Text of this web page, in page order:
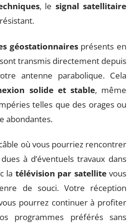
, lesignal satellitaire
géostationnairesprésents en
transmis directement depuis
antenne parabolique. Cela
solide et stable, même
telles que des orages ou
abondantes.
où vous pourriez rencontrer
à d’éventuels travaux dans
la télévision par satellitevous
de souci. Votre réception
pourrez continuer à profiter
programmes préférés sans